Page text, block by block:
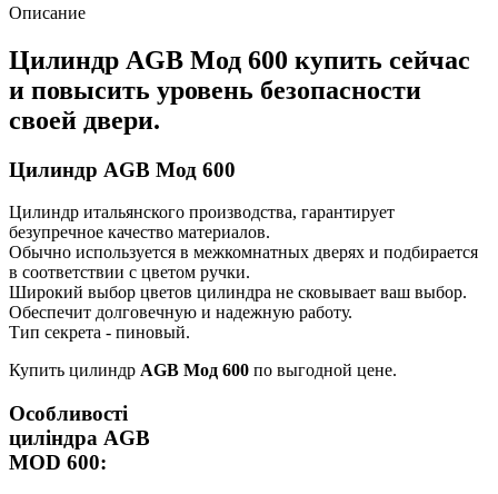
Описание
Цилиндр AGB Мод 600 купить сейчас
и повысить уровень безопасности
своей двери.
Цилиндр AGB Мод 600
Цилиндр итальянского производства, гарантирует
безупречное качество материалов.
Обычно используется в межкомнатных дверях и подбирается
в соответствии с цветом ручки.
Широкий выбор цветов цилиндра не сковывает ваш выбор.
Обеспечит долговечную и надежную работу.
Тип секрета - пиновый.
Купить цилиндр AGB Мод 600 по выгодной цене.
Особливості
циліндра AGB
MOD 600: